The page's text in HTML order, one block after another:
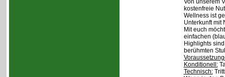
Von unserem
kostenfreie
Wellness ist
Unterkunft mit
Mit euch
einfachen
Highlights
berühmten
Konditionell:
Technisch: